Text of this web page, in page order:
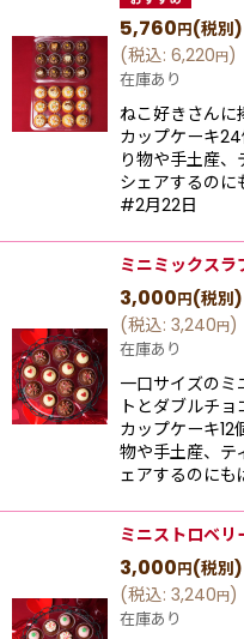
5,760円(税別)
(税込: 6,220円)
在庫あり
ねこ好きさんに
カップケーキ
り物や手土産
シェアするの
#2月22日
ミニミックスラ
3,000円(税別)
(税込: 3,240円)
在庫あり
一口サイズのミ
トとダブルチ
カップケーキ12
物や手土産、テ
ェアするのにも
ミニストロベリ
3,000円(税別)
(税込: 3,240円)
在庫あり